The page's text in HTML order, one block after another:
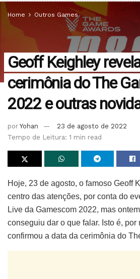
Home Outros Games
Geoff Keighley
cerimônia do The
2022 e outras
por Yohan
23 de agosto de 2022
Tempo de Leitura: 1 min read
Hoje, 23 de agosto, o famoso Geoff
centro das atenções, por conta do
Live da Gamescom 2022, mas
conseguiu dar o que falar. Isto é, por
confirmou a data da cerimônia do